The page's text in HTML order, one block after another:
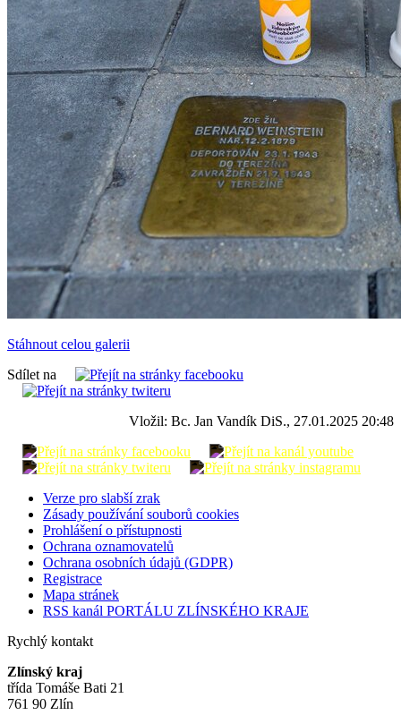
Stáhnout celou galerii
Sdílet na
Vložil: Bc. Jan Vandík DiS., 27.01.2025 20:48
Verze pro slabší zrak
Zásady používání souborů cookies
Prohlášení o přístupnosti
Ochrana oznamovatelů
Ochrana osobních údajů (GDPR)
Registrace
Mapa stránek
RSS kanál PORTÁLU ZLÍNSKÉHO KRAJE
Rychlý kontakt
Zlínský kraj
třída Tomáše Bati 21
761 90 Zlín